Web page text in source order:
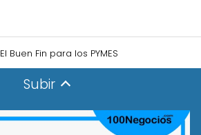
El Buen Fin para los PYMES
Subir